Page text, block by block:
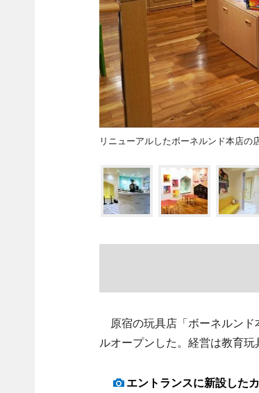
リニューアルしたボーネルンド本店の
原宿の玩具店「ボーネルンド
ルオープンした。経営は教育玩
エントランスに新設した